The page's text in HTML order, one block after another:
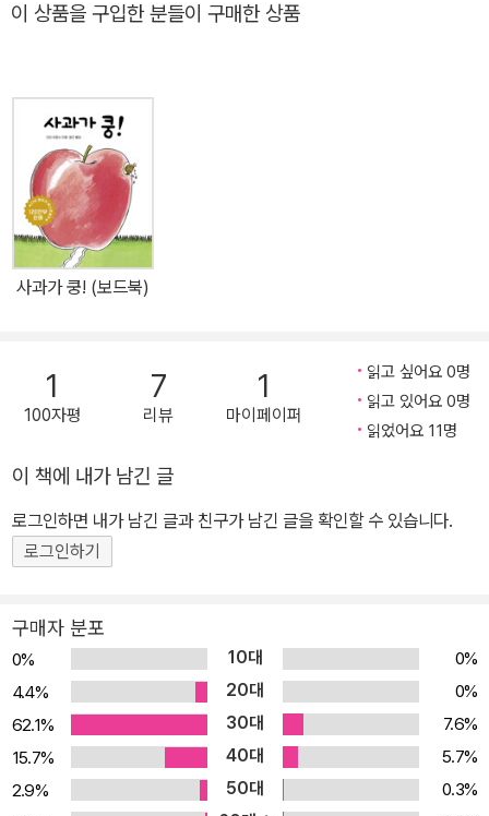
환경과 생활이 담긴 이야기를 들려줘야 한다고 주장하며, 아이들과의
고기, 사람, 별에게로 따뜻한 시선이 옮겨 간다. 의성어, 의태어가 적
절히 섞이고 간결하면서도 리듬 있는 글은 아이들이 쉽게 따라서 입
말처럼 외울 수 있다. ■우리 주변엔 뭐가 있을까? 땅속, 땅 위, 물속,
하늘 위, 그곳에는 뭐가 있을까? 우리가 살고 있는 땅과 물, 하늘을 차
례차례 짚어 가며 각 공간 속에 살고 있는 다양한 친구들을 소개한다.
땅 위로 초록 새싹 틔우는 씨앗, 동실동실 떠다니는 민들레 씨. 물속엔
귀염둥이 물고기, 할아버지 물고기, 아기 물고기. 땅 위로 걸어 다니는
깜한 밤하늘엔 쏜살같이 흐르는 별, 환하게 밝은 별, 고요히 떠 있는
별. 아이들은 책장을 한 장 한 장 넘기며 다양한 사물을 찬찬히 접해
간다. 아이들 눈높이에서 표현한 각종 사물들은 “난 참 좋아.”라는 문
하기 쉽고 가장 자주 하는 말인 ‘좋아’라는 입말을 살려 우리 주변에
대한 관찰력과 사물에 대한 표현력을 길러 준다. ■콜라주 기법으로
입체감을 살린 그림 노랑, 파랑, 초록, 분홍 등 화사한 색감이 조화를
대한 살려 일러스트와 접목했다. 천에 자수를 놓거나 천 무늬를 그대
로 살려 사물의 모양을 표현했으며, 재미난 콜라주 기법을 사용해 다
양한 사물을 어떻게 표현했는지 살펴보는 재미 또한 쏠쏠하다. 새, 사
람, 물고기 등 큼직큼직하게 사물들을 만들어 놓아 아기들이 인지하
기도 쉽다. 더욱이 콜라주 기법의 가장 큰 특징인 발랄한 재미와 입체
감이 생생하게 살아있어 보는 재미가 더하다.
이 상품을 구입한 분들이 구매한 상품
사과가 쿵! (보드북)
1
100자평
7
리뷰
1
마이페이퍼
읽고 싶어요 0명
읽고 있어요 0명
읽었어요 11명
이 책에 내가 남긴 글
로그인하면 내가 남긴 글과 친구가 남긴 글을 확인할 수 있습니다.
로그인하기
구매자 분포
0% 10대
0%
4.4%
20대
0%
62.1%
30대
7.6%
15.7%
40대
5.7%
2.9%
50대
0.3%